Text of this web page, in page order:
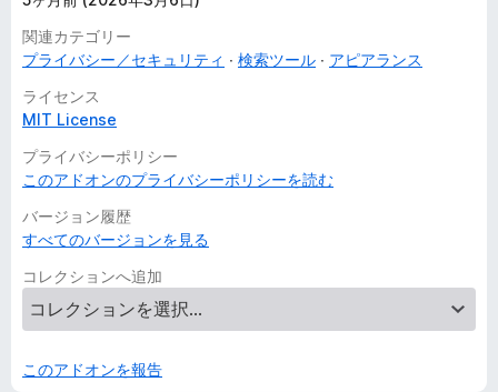
データ収集:
ん。
詳細情報
関連カテゴリー
プライバシー／セキュリティ
検索ツール
アピアランス
ライセンス
MIT License
プライバシーポリシー
このアドオンのプライバシーポリシーを読む
バージョン履歴
すべてのバージョンを見る
コレクションへ追加
このアドオンを報告